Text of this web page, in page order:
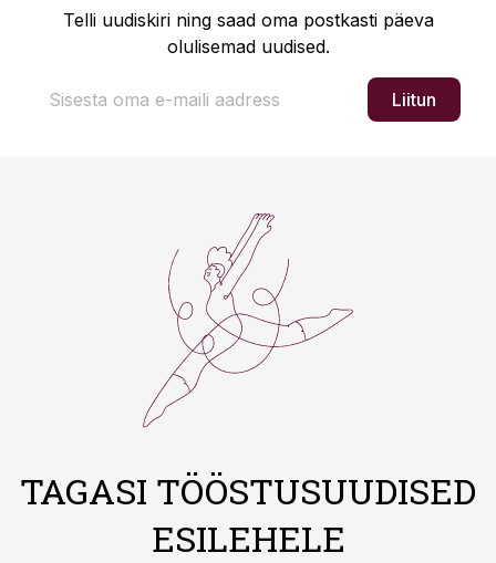
Telli uudiskiri ning saad oma postkasti päeva
olulisemad uudised.
Liitun
TAGASI TÖÖSTUSUUDISED
ESILEHELE